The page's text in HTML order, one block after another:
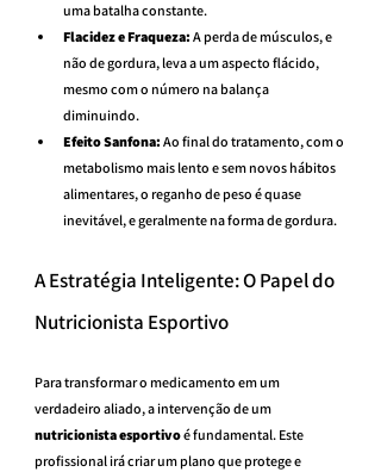
uma batalha constante.
Flacidez e Fraqueza: A perda de músculos, e
não de gordura, leva a um aspecto flácido,
mesmo com o número na balança
diminuindo.
Efeito Sanfona: Ao final do tratamento, com o
metabolismo mais lento e sem novos hábitos
alimentares, o reganho de peso é quase
inevitável, e geralmente na forma de gordura.
A Estratégia Inteligente: O Papel do
Nutricionista Esportivo
Para transformar o medicamento em um
verdadeiro aliado, a intervenção de um
nutricionista esportivo é fundamental. Este
profissional irá criar um plano que protege e